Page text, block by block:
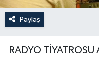
Paylaş
RADYO TİYATROSU